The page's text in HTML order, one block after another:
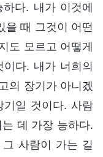
다. 내가 이것에
을 때 그것이 어떤
도 모르고 어떻게
다. 내가 너희의
의 장기가 아니겠
기일 것이다. 사람
데 가장 능하다.
사람이 가는 길